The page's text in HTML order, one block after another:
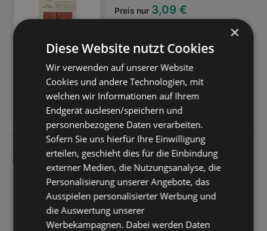
Preis nur 3,09 €
Die Salami wird naturgetrocknet
und luftgereift - dadurch erhält sie
Fleisch für die Ja! Natürlich Bio-
Salami stammt ausschließlich von
österreichischen Bio-Bauernhöfen,
auf denen die Tiere mit viel
Freiraum, Licht, Luft und Kontakt
zu ihren Artgenossen gehalten
werden. Die Verarbeitung bester
biologischer Zutaten zu den Bio-
Wurstprodukten von Ja! Natürlich
erfolgt in österreichischen
Betrieben nach traditionellen
Rezepten -selbstverständlich ohne
ERHÄLTLICH BEI:
BILLA
Da komm ich her! Zwiebel Gel
b
Preis nur 1,23 €
Entfernt: 63,18 km
×
Diese Website nutzt Cookies
Wir verwenden auf unserer Website
Cookies und andere Technologien, mit
welchen wir Informationen auf Ihrem
Endgerät auslesen/speichern und
personenbezogene Daten verarbeiten.
Sofern Sie uns hierfür Ihre Einwilligung
erteilen, geschieht dies für die Einbindung
externer Medien, die Nutzungsanalyse, die
Personalisierung unserer Angebote, das
Ausspielen personalisierter Werbung und
die Auswertung unserer
Werbekampagnen. Dabei werden Daten